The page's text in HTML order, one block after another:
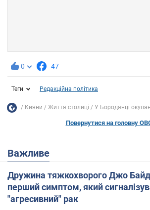
0 47
Теги Редакційна політика
Кияни Життя столиці У Бородянці
Повернутися на головну
Важливе
Дружина тяжкохворого Джо
перший симптом, який
"агресивний" рак